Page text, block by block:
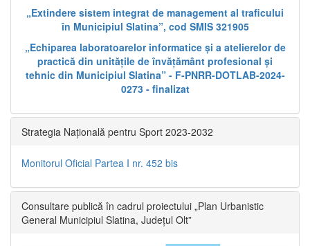
„Extindere sistem integrat de management al traficului
în Municipiul Slatina”, cod SMIS 321905
„Echiparea laboratoarelor informatice și a atelierelor de
practică din unitățile de învățământ profesional și
tehnic din Municipiul Slatina” - F-PNRR-DOTLAB-2024-
0273 - finalizat
Strategia Națională pentru Sport 2023-2032
Monitorul Oficial Partea I nr. 452 bis
Consultare publică în cadrul proiectului „Plan Urbanistic
General Municipiul Slatina, Județul Olt”